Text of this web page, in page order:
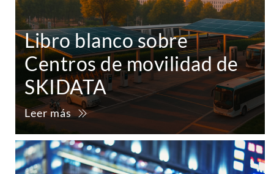
Libro blanco sobre
Centros de movilidad de
SKIDATA
Leer más